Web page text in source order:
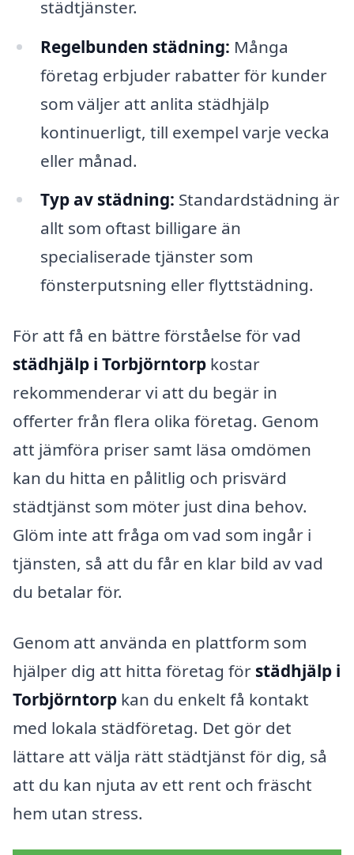
städtjänster.
Regelbunden städning: Många
företag erbjuder rabatter för kunder
som väljer att anlita städhjälp
kontinuerligt, till exempel varje vecka
eller månad.
Typ av städning: Standardstädning är
allt som oftast billigare än
specialiserade tjänster som
fönsterputsning eller flyttstädning.
För att få en bättre förståelse för vad
städhjälp i Torbjörntorp kostar
rekommenderar vi att du begär in
offerter från flera olika företag. Genom
att jämföra priser samt läsa omdömen
kan du hitta en pålitlig och prisvärd
städtjänst som möter just dina behov.
Glöm inte att fråga om vad som ingår i
tjänsten, så att du får en klar bild av vad
du betalar för.
Genom att använda en plattform som
hjälper dig att hitta företag för städhjälp i
Torbjörntorp kan du enkelt få kontakt
med lokala städföretag. Det gör det
lättare att välja rätt städtjänst för dig, så
att du kan njuta av ett rent och fräscht
hem utan stress.